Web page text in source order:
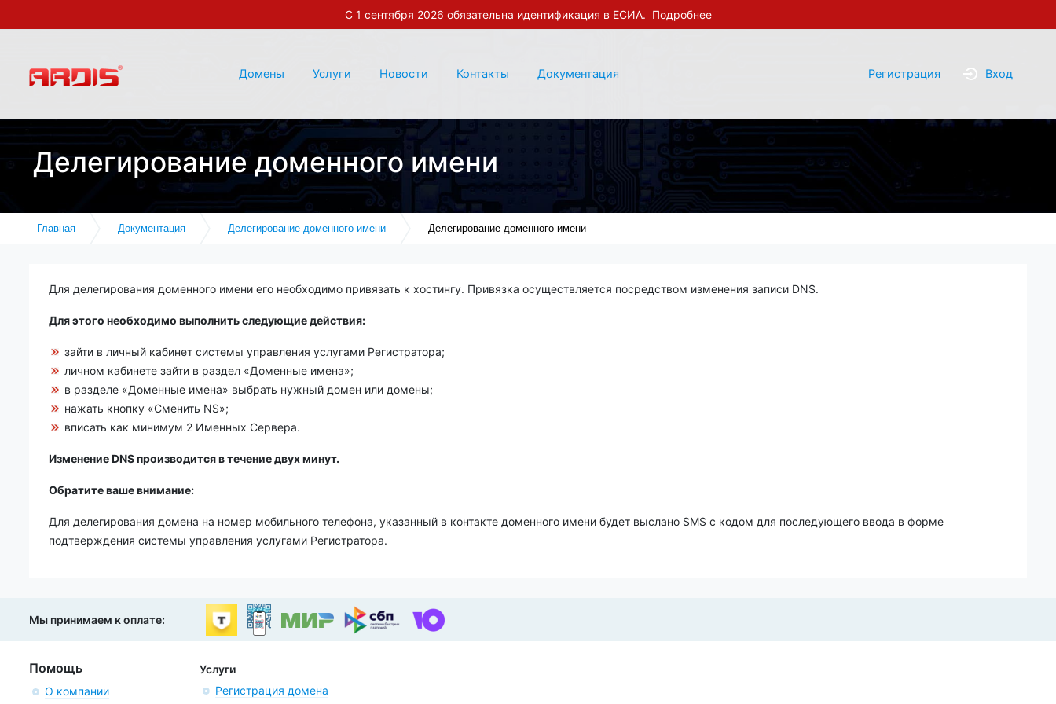
С 1 сентября 2026 обязательна идентификация в ЕСИА. Подробнее
Домены Услуги Новости Контакты Документация Регистрация Вход
Делегирование доменного имени
Главная Документация Делегирование доменного имени Делегирование доменного имени
Для делегирования доменного имени его необходимо привязать к хостингу. Привязка осуществляется посредством изменения записи DNS.
Для этого необходимо выполнить следующие действия:
зайти в личный кабинет системы управления услугами Регистратора;
личном кабинете зайти в раздел «Доменные имена»;
в разделе «Доменные имена» выбрать нужный домен или домены;
нажать кнопку «Сменить NS»;
вписать как минимум 2 Именных Сервера.
Изменение DNS производится в течение двух минут.
Обратите ваше внимание:
Для делегирования домена на номер мобильного телефона, указанный в контакте доменного имени будет выслано SMS с кодом для последующего ввода в форме
подтверждения системы управления услугами Регистратора.
Мы принимаем к оплате:
Помощь
О компании
Услуги
Регистрация домена